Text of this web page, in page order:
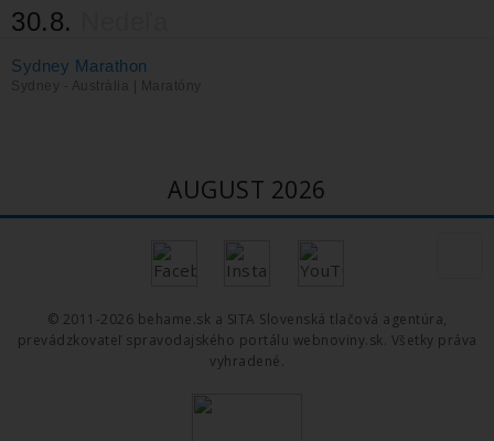
30.8.
Sydney Marathon
Sydney - Austrália | Maratóny
AUGUST 2026
© 2011-2026 behame.sk a SITA Slovenská tlačová agentúra,
prevádzkovateľ spravodajského portálu webnoviny.sk. Všetky práva
vyhradené.